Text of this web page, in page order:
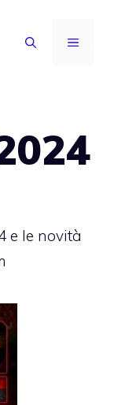
MENU
e le novità